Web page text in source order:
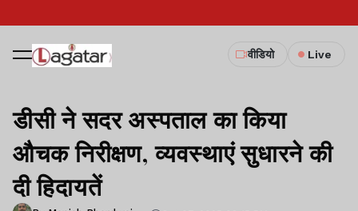
वीडियो Live
डीसी ने सदर अस्पताल का किया
औचक निरीक्षण, व्यवस्थाएं सुधारने की
दी हिदायतें